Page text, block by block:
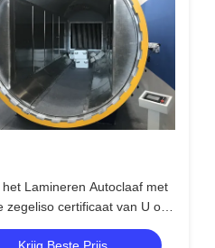
Lamineren Autoclaaf met
zegeliso certificaat van U of